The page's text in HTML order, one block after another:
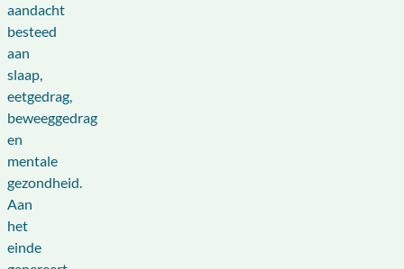
aandacht
besteed
aan
slaap,
eetgedrag,
beweeggedrag
en
mentale
gezondheid.
Aan
het
einde